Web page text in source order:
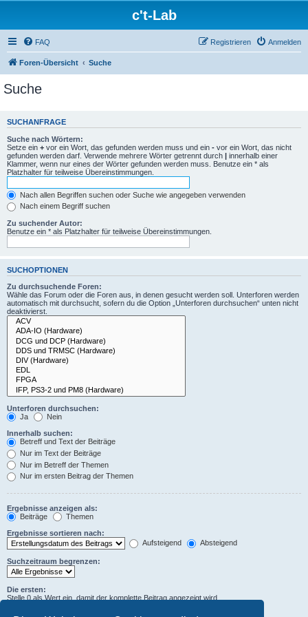
c't-Lab
FAQ Anmelden
Registrieren
Foren-Übersicht Suche
Suche
SUCHANFRAGE
Suche nach Wörtern:
Setze ein + vor ein Wort, das gefunden werden muss und ein - vor ein Wort, das nicht
gefunden werden darf. Verwende mehrere Wörter getrennt durch | innerhalb einer
Klammer, wenn nur eines der Wörter gefunden werden muss. Benutze ein * als
Platzhalter für teilweise Übereinstimmungen.
Nach allen Begriffen suchen oder Suche wie angegeben verwenden
Nach einem Begriff suchen
Zu suchender Autor:
Benutze ein * als Platzhalter für teilweise Übereinstimmungen.
SUCHOPTIONEN
Zu durchsuchende Foren:
Wähle das Forum oder die Foren aus, in denen gesucht werden soll. Unterforen werden
automatisch mit durchsucht, sofern du die Option „Unterforen durchsuchen“ unten nicht
deaktivierst.
Unterforen durchsuchen:
Ja
Nein
Innerhalb suchen:
Betreff und Text der Beiträge
Nur im Text der Beiträge
Nur im Betreff der Themen
Nur im ersten Beitrag der Themen
Ergebnisse anzeigen als:
Beiträge
Themen
Ergebnisse sortieren nach:
Aufsteigend
Absteigend
Suchzeitraum begrenzen:
Die ersten:
Stelle 0 als Wert ein, damit der komplette Beitrag angezeigt wird.